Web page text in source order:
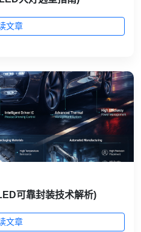
文章
可靠封装技术解析)
文章